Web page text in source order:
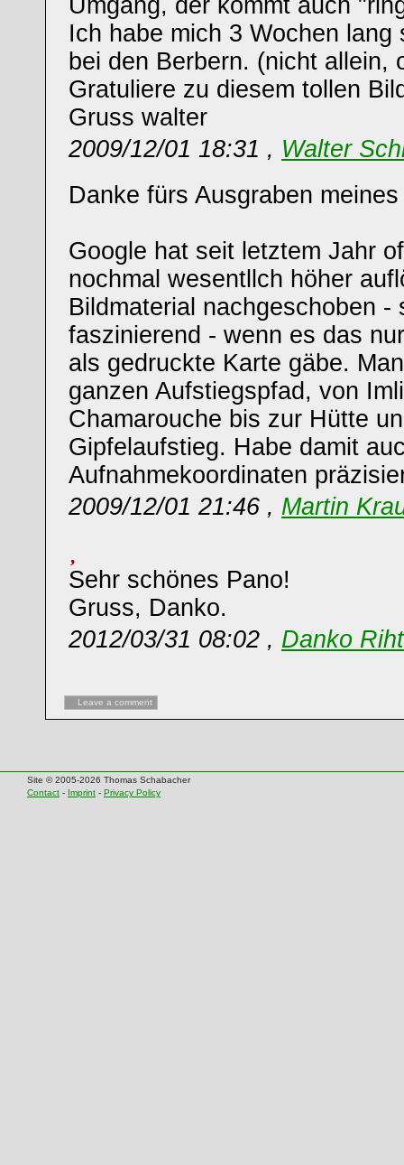
Umgang, der kommt auch
Ich habe mich 3 Wochen lang
bei den Berbern. (nicht allein,
Gratuliere zu diesem tollen
Gruss walter
2009/12/01 18:31 , Walter
Danke fürs Ausgraben
Google hat seit letztem Jahr
nochmal wesentllch höher
Bildmaterial nachgeschoben -
faszinierend - wenn es das
als gedruckte Karte gäbe.
ganzen Aufstiegspfad, von
Chamarouche bis zur Hütte
Gipfelaufstieg. Habe damit
Aufnahmekoordinaten
2009/12/01 21:46 , Martin
Sehr schönes Pano!
Gruss, Danko.
2012/03/31 08:02 , Danko
Leave a comment
Site © 2005-2026 Thomas Schabacher
Contact - Imprint - Privacy Policy